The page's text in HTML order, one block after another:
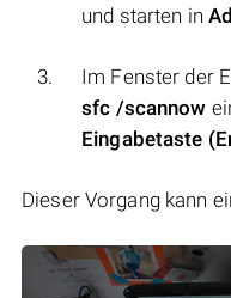
und starten in
Im Fenster der
sfc /scannow
Eingabetaste
Dieser Vorgang kann